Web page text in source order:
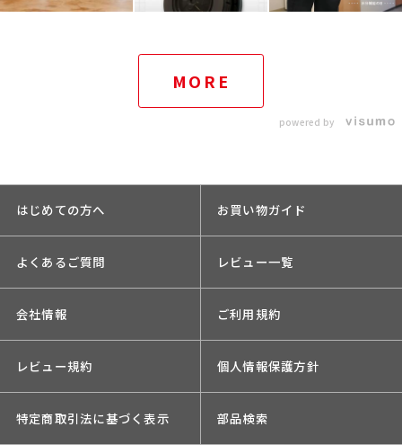
MORE
powered by
はじめての方へ お買い物ガイド
よくあるご質問 レビュー一覧
会社情報 ご利用規約
レビュー規約 個人情報保護方針
特定商取引法に基づく表示 部品検索